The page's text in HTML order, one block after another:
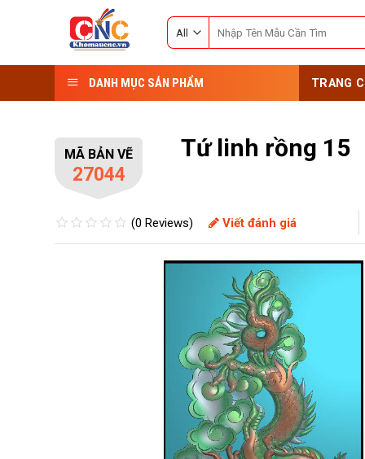
for:
DANH MỤC SẢN PHẨM TRANG
MÃ BẢN VẼ
27044
Tứ linh rồng 15
(0 Reviews) Viết đánh giá